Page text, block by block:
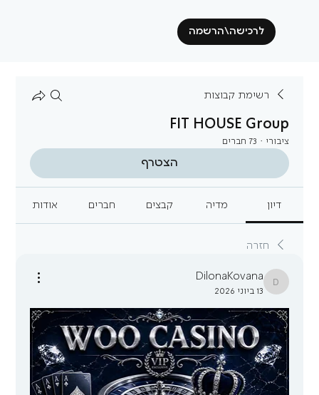
לרכישה\הרשמה
רשימת קבוצות
FIT HOUSE Group
ציבורי · 73 חברים
הצטרף
דיון מדיה קבצים חברים אודות
חזרה
DilonaKovana
DilonaKovana
13 ביוני 2026